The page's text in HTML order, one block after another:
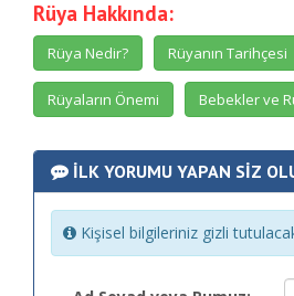
Rüya Hakkında:
Rüya Nedir? Rüyanın Tarihçesi
Rüyaların Önemi Bebekler ve
İLK YORUMU YAPAN SİZ
Kişisel bilgileriniz gizli